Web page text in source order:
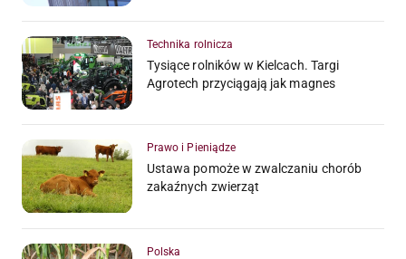
Technika rolnicza
Tysiące rolników w Kielcach. Targi
Agrotech przyciągają jak magnes
Prawo i Pieniądze
Ustawa pomoże w zwalczaniu chorób
zakaźnych zwierząt
Polska